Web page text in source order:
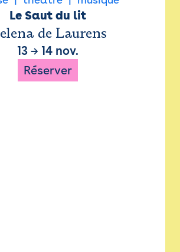
Le Saut du lit
de Laurens
13 → 14 nov.
Réserver